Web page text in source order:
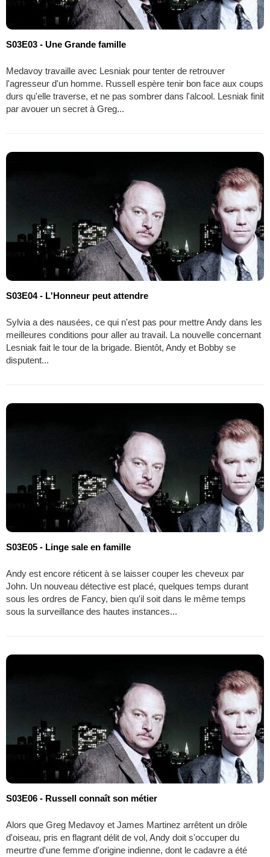
S03E03 - Une Grande famille
Medavoy travaille avec Lesniak pour tenter de retrouver
l'agresseur d'un homme. Russell espère tenir bon face aux coups
durs qu'elle traverse, et ne pas sombrer dans l'alcool. Lesniak finit
par avouer un secret à Greg...
S03E04 - L'Honneur peut attendre
Sylvia a des nausées, ce qui n'est pas pour mettre Andy dans les
meilleures conditions pour aller au travail. La nouvelle concernant
Lesniak fait le tour de la brigade. Bientôt, Andy et Bobby se
disputent...
S03E05 - Linge sale en famille
Andy est encore réticent à se laisser couper les cheveux par
John. Un nouveau détective est placé, quelques temps durant
sous les ordres de Fancy, bien qu'il soit dans le même temps
sous la surveillance des hautes instances...
S03E06 - Russell connaît son métier
Alors que Greg Medavoy et James Martinez arrêtent un drôle
d'oiseau, pris en flagrant délit de vol, Andy doit s'occuper du
meurtre d'une femme d'origine indienne, dont le cadavre a été